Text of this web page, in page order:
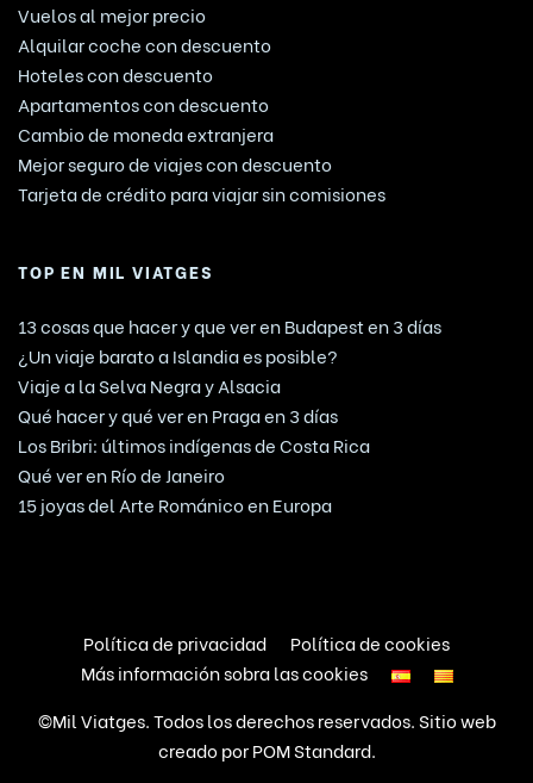
Vuelos al mejor precio
Alquilar coche con descuento
Hoteles con descuento
Apartamentos con descuento
Cambio de moneda extranjera
Mejor seguro de viajes con descuento
Tarjeta de crédito para viajar sin comisiones
TOP EN MIL VIATGES
13 cosas que hacer y que ver en Budapest en 3 días
¿Un viaje barato a Islandia es posible?
Viaje a la Selva Negra y Alsacia
Qué hacer y qué ver en Praga en 3 días
Los Bribri: últimos indígenas de Costa Rica
Qué ver en Río de Janeiro
15 joyas del Arte Románico en Europa
Política de privacidad
Política de cookies
Más información sobra las cookies
©Mil Viatges. Todos los derechos reservados. Sitio web
creado porPOM Standard.